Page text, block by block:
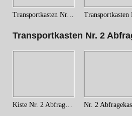
Transportkasten Nr. 1 (6)
Transportkasten Nr. 2
Kiste Nr. 2 Abfragekästen (2)